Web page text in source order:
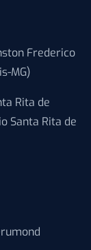
Frederico
MG)
Rita de
Santa Rita de